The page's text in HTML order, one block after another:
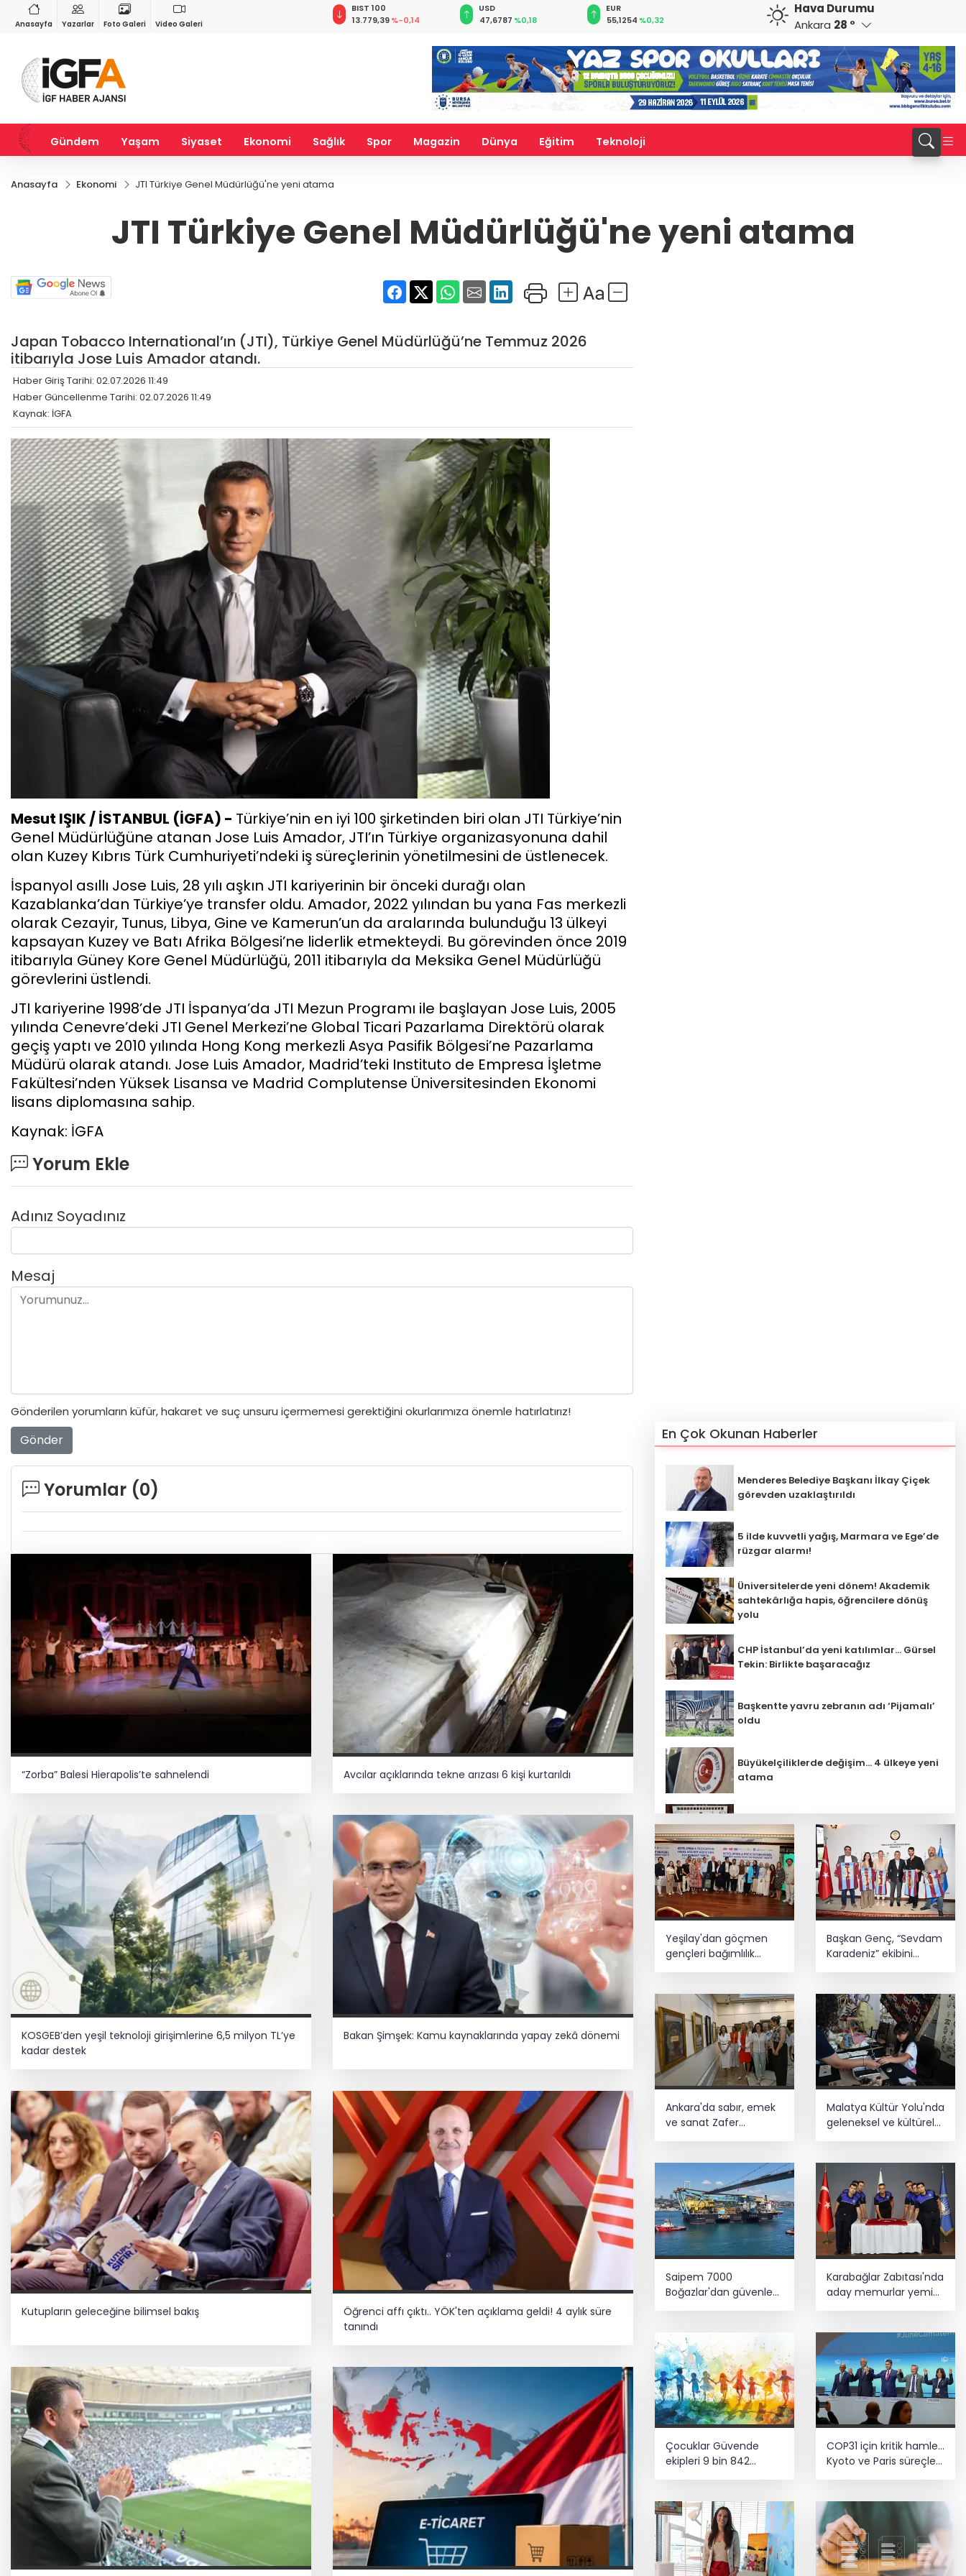
Anasayfa Yazarlar Foto Galeri Video Galeri
%-0,22
0,0018%0,32
BIST 100
13.779,39%-0,14
USD
47,6787 %0,18
EUR
55,1254 %0,32
64,3468%0,38
CHF
59,0083
Hava Durumu
Ankara 28 °
Gündem Yaşam Siyaset Ekonomi Sağlık Spor Magazin Dünya Eğitim Teknoloji
Anasayfa Ekonomi JTI Türkiye Genel Müdürlüğü'ne yeni atama
JTI Türkiye Genel Müdürlüğü'ne yeni atama
Japan Tobacco International’ın (JTI), Türkiye Genel Müdürlüğü’ne Temmuz 2026
itibarıyla Jose Luis Amador atandı.
Haber Giriş Tarihi: 02.07.2026 11:49
Haber Güncellenme Tarihi: 02.07.2026 11:49
Kaynak: İGFA
Mesut IŞIK / İSTANBUL (İGFA) - Türkiye’nin en iyi 100 şirketinden biri olan JTI Türkiye’nin
Genel Müdürlüğüne atanan Jose Luis Amador, JTI’ın Türkiye organizasyonuna dahil
olan Kuzey Kıbrıs Türk Cumhuriyeti’ndeki iş süreçlerinin yönetilmesini de üstlenecek.
İspanyol asıllı Jose Luis, 28 yılı aşkın JTI kariyerinin bir önceki durağı olan
Kazablanka’dan Türkiye’ye transfer oldu. Amador, 2022 yılından bu yana Fas merkezli
olarak Cezayir, Tunus, Libya, Gine ve Kamerun’un da aralarında bulunduğu 13 ülkeyi
kapsayan Kuzey ve Batı Afrika Bölgesi’ne liderlik etmekteydi. Bu görevinden önce 2019
itibarıyla Güney Kore Genel Müdürlüğü, 2011 itibarıyla da Meksika Genel Müdürlüğü
görevlerini üstlendi.
JTI kariyerine 1998’de JTI İspanya’da JTI Mezun Programı ile başlayan Jose Luis, 2005
yılında Cenevre’deki JTI Genel Merkezi’ne Global Ticari Pazarlama Direktörü olarak
geçiş yaptı ve 2010 yılında Hong Kong merkezli Asya Pasifik Bölgesi’ne Pazarlama
Müdürü olarak atandı. Jose Luis Amador, Madrid’teki Instituto de Empresa İşletme
Fakültesi’nden Yüksek Lisansa ve Madrid Complutense Üniversitesinden Ekonomi
lisans diplomasına sahip.
Kaynak: İGFA
Yorum Ekle
Adınız Soyadınız
Mesaj
Gönderilen yorumların küfür, hakaret ve suç unsuru içermemesi gerektiğini okurlarımıza önemle hatırlatırız!
Gönder
Yorumlar (0)
“Zorba” Balesi Hierapolis’te sahnelendi Avcılar açıklarında tekne arızası 6 kişi kurtarıldı
KOSGEB’den yeşil teknoloji girişimlerine 6,5 milyon TL’ye
kadar destek
Bakan Şimşek: Kamu kaynaklarında yapay zekâ dönemi
Kutupların geleceğine bilimsel bakış
Öğrenci affı çıktı.. YÖK'ten açıklama geldi! 4 aylık süre
tanındı
En Çok Okunan Haberler
Menderes Belediye Başkanı İlkay Çiçek
görevden uzaklaştırıldı
5 ilde kuvvetli yağış, Marmara ve Ege’de
rüzgar alarmı!
Üniversitelerde yeni dönem! Akademik
sahtekârlığa hapis, öğrencilere dönüş
yolu
CHP İstanbul’da yeni katılımlar... Gürsel
Tekin: Birlikte başaracağız
Başkentte yavru zebranın adı ‘Pijamalı’
oldu
Büyükelçiliklerde değişim... 4 ülkeye yeni
atama
Çocuk adalet sisteminde yeni dönem
Bursa Büyükşehir Harmancık’ta da
yolları yeniliyor
Esnaf odalarından ortak açıklama
'yapay zekâ' çıkışı
Yeşilay'dan göçmen
gençleri bağımlılık
Başkan Genç, “Sevdam
Karadeniz” ekibini
Ankara'da sabır, emek
ve sanat Zafer
Çarşısı’nda hayat buldu
Malatya Kültür Yolu'nda
geleneksel ve kültürel
birikim
Saipem 7000
Boğazlar'dan güvenle
Karabağlar Zabıtası'nda
aday memurlar yemin
Çocuklar Güvende
ekipleri 9 bin 842
çocuğu spora ve
yönlendirdi
COP31 için kritik hamle...
Kyoto ve Paris süreçleri
Türkiye’de yönetilecek